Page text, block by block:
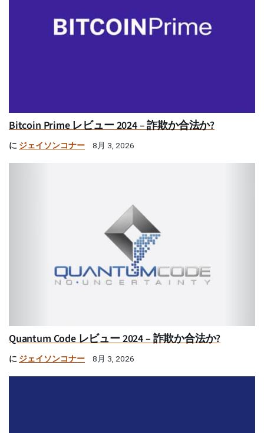
Bitcoin Prime レビュー 2024 – 詐欺か合法か?
に ジェイソンコナー 8月 3, 2026
Quantum Code レビュー 2024 – 詐欺か合法か?
に ジェイソンコナー 8月 3, 2026